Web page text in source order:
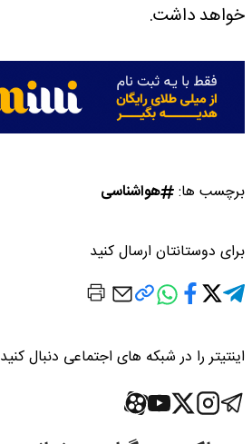
خواهد داشت.
برچسب ها: هواشناسی
برای دوستانتان ارسال کنید
اینتیتر را در شبکه های اجتماعی دنبال کنید